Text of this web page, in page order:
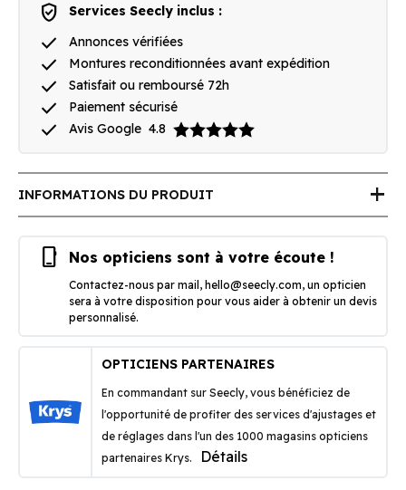
verified_user Services Seecly inclus :
done Annonces vérifiées
done Montures reconditionnées avant expédition
done Satisfait ou remboursé 72h
done Paiement sécurisé
done Avis Google 4.8
INFORMATIONS DU PRODUIT add
phone_iphone Nos opticiens sont à votre écoute !
Contactez-nous par mail, hello@seecly.com, un opticien
sera à votre disposition pour vous aider à obtenir un devis
personnalisé.
OPTICIENS PARTENAIRES
En commandant sur Seecly, vous bénéficiez de
l'opportunité de profiter des services d'ajustages et
de réglages dans l'un des 1000 magasins opticiens
partenaires Krys.
Détails